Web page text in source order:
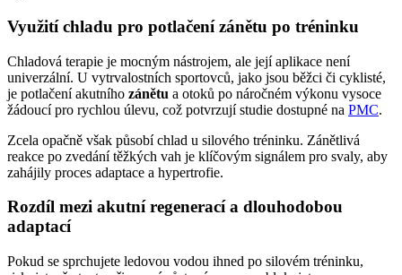
Využití chladu pro potlačení zánětu po tréninku
Chladová terapie je mocným nástrojem, ale její aplikace není
univerzální. U vytrvalostních sportovců, jako jsou běžci či cyklisté,
je potlačení akutního zánětu a otoků po náročném výkonu vysoce
žádoucí pro rychlou úlevu, což potvrzují studie dostupné na PMC.
Zcela opačně však působí chlad u silového tréninku. Zánětlivá
reakce po zvedání těžkých vah je klíčovým signálem pro svaly, aby
zahájily proces adaptace a hypertrofie.
Rozdíl mezi akutní regenerací a dlouhodobou
adaptací
Pokud se sprchujete ledovou vodou ihned po silovém tréninku,